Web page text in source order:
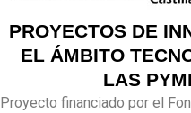
PROYECTOS DE
EL ÁMBITO
LAS
Proyecto financiado por el